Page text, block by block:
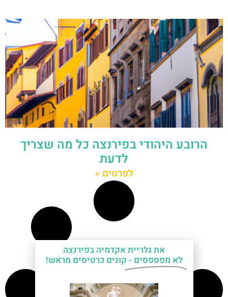
הרובע היהודי בפירנצה כל מה שצריך
לדעת
לפרטים »
את גלריית אקדמיה בפירנצה
לא מפספסים - קונים כרטיסים מראש!